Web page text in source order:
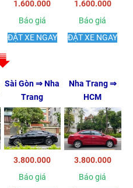
1.600.000
1.600.000
Báo giá
Báo giá
ĐẶT XE NGAY ĐẶT XE NGAY
Sài Gòn ⇒ Nha
Trang
Nha Trang ⇒
HCM
3.800.000
3.800.000
Báo giá
Báo giá